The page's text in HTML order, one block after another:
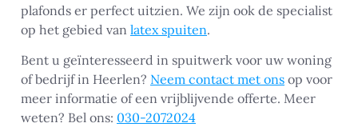
plafonds er perfect uitzien. We zijn ook de specialist
op het gebied van latex spuiten.
Bent u geïnteresseerd in spuitwerk voor uw woning
of bedrijf in Heerlen? Neem contact met ons op voor
meer informatie of een vrijblijvende offerte. Meer
weten? Bel ons: 030-2072024